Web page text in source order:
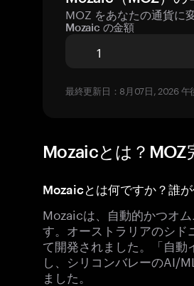
MOZ をあなたの通貨に
Mozaic の金額
最終更新日：8月07日, 2026
Mozaicとは？MOZ
Mozaicとは何ですか？誰
Mozaicは、自動的かつオ
す。オーストラリアのシド
て開発されました。「自
し、シリコンバレーのAI/
ました。